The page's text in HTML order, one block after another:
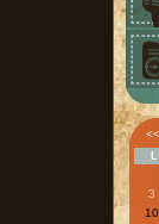
<<
L
3
10